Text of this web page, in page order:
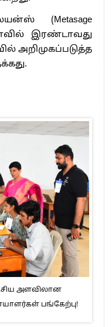
(Metasage
இரண்டாவது
அறிமுகப்படுத்த
அளவிலான
பங்கேற்பு!